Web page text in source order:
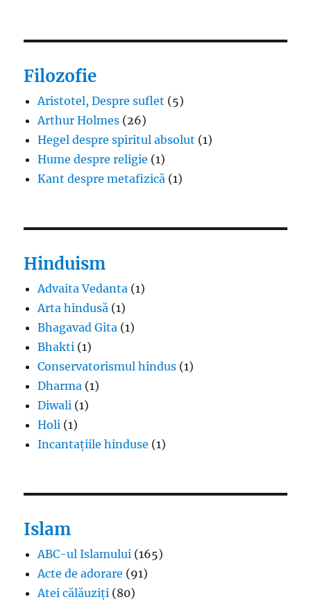
Filozofie
Aristotel, Despre suflet (5)
Arthur Holmes (26)
Hegel despre spiritul absolut (1)
Hume despre religie (1)
Kant despre metafizică (1)
Hinduism
Advaita Vedanta (1)
Arta hindusă (1)
Bhagavad Gita (1)
Bhakti (1)
Conservatorismul hindus (1)
Dharma (1)
Diwali (1)
Holi (1)
Incantațiile hinduse (1)
Islam
ABC-ul Islamului (165)
Acte de adorare (91)
Atei călăuziți (80)